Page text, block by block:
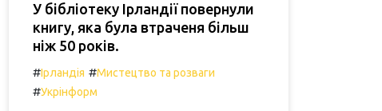
У бібліотеку Ірландії повернули
книгу, яка була втраченя більш
ніж 50 років.
#Ірландія #Мистецтво та розваги
#Укрінформ